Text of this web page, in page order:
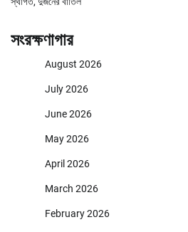
সংরক্ষণাগার
August 2026
July 2026
June 2026
May 2026
April 2026
March 2026
February 2026